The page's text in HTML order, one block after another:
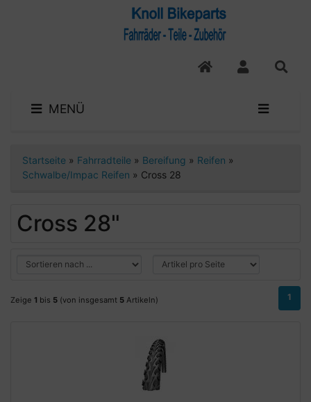
MENÜ
Startseite » Fahrradteile » Bereifung » Reifen »
Schwalbe/Impac Reifen » Cross 28
Cross 28"
Zeige 1 bis 5 (von insgesamt 5 Artikeln) 1